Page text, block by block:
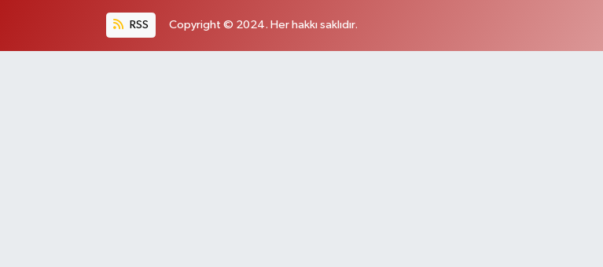
RSS Copyright © 2024. Her hakkı saklıdır.